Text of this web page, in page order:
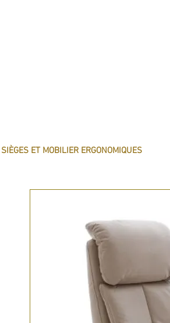
SIÈGES ET MOBILIER ERGONOMIQUES